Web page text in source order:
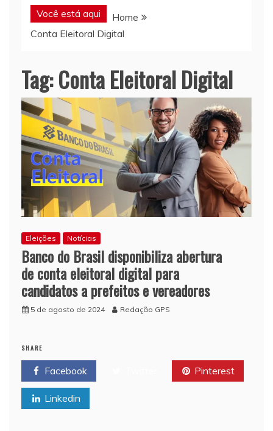
Você está aqui
Home
Conta Eleitoral Digital
Tag:Conta Eleitoral Digital
Eleições Notícias
Banco do Brasil disponibiliza abertura
de conta eleitoral digital para
candidatos a prefeitos e vereadores
5 de agosto de 2024 Redação GPS
SHARE
Facebook Pinterest
Linkedin